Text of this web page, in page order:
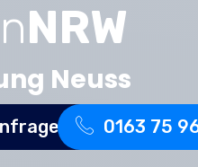
NRW
Neuss
senden0163 75